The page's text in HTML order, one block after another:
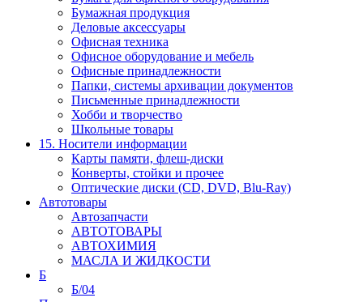
Бумажная продукция
Деловые аксессуары
Офисная техника
Офисное оборудование и мебель
Офисные принадлежности
Папки, системы архивации документов
Письменные принадлежности
Хобби и творчество
Школьные товары
15. Носители информации
Карты памяти, флеш-диски
Конверты, стойки и прочее
Оптические диски (CD, DVD, Blu-Ray)
Автотовары
Автозапчасти
АВТОТОВАРЫ
АВТОХИМИЯ
МАСЛА И ЖИДКОСТИ
Б
Б/04